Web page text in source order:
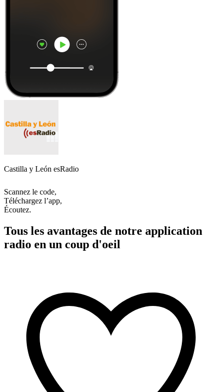
Castilla y León esRadio
Scannez le code,
Téléchargez l’app,
Écoutez.
Tous les avantages de notre application
radio en un coup d'oeil